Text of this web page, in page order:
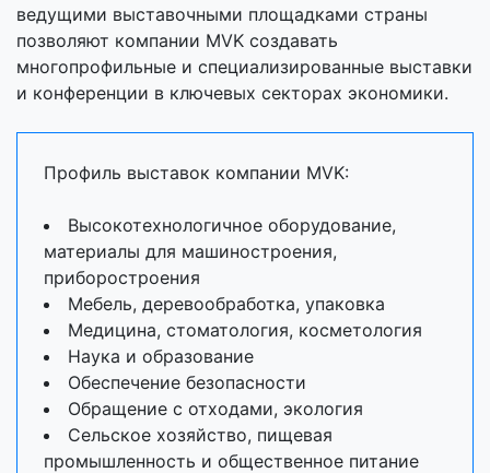
ведущими выставочными площадками страны
позволяют компании MVK создавать
многопрофильные и специализированные выставки
и конференции в ключевых секторах экономики.
Профиль выставок компании MVK:
Высокотехнологичное оборудование,
материалы для машиностроения,
приборостроения
Мебель, деревообработка, упаковка
Медицина, стоматология, косметология
Наука и образование
Обеспечение безопасности
Обращение с отходами, экология
Сельское хозяйство, пищевая
промышленность и общественное питание